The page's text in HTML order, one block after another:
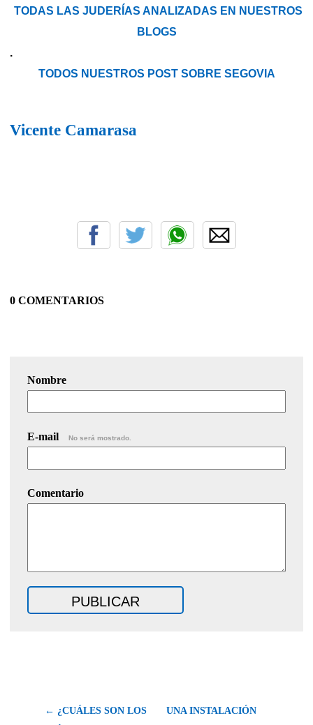
TODAS LAS JUDERÍAS ANALIZADAS EN NUESTROS
BLOGS
.
TODOS NUESTROS POST SOBRE SEGOVIA
Vicente Camarasa
0 COMENTARIOS
Nombre
E-mail No será mostrado.
Comentario
← ¿CUÁLES SON LOS UNA INSTALACIÓN